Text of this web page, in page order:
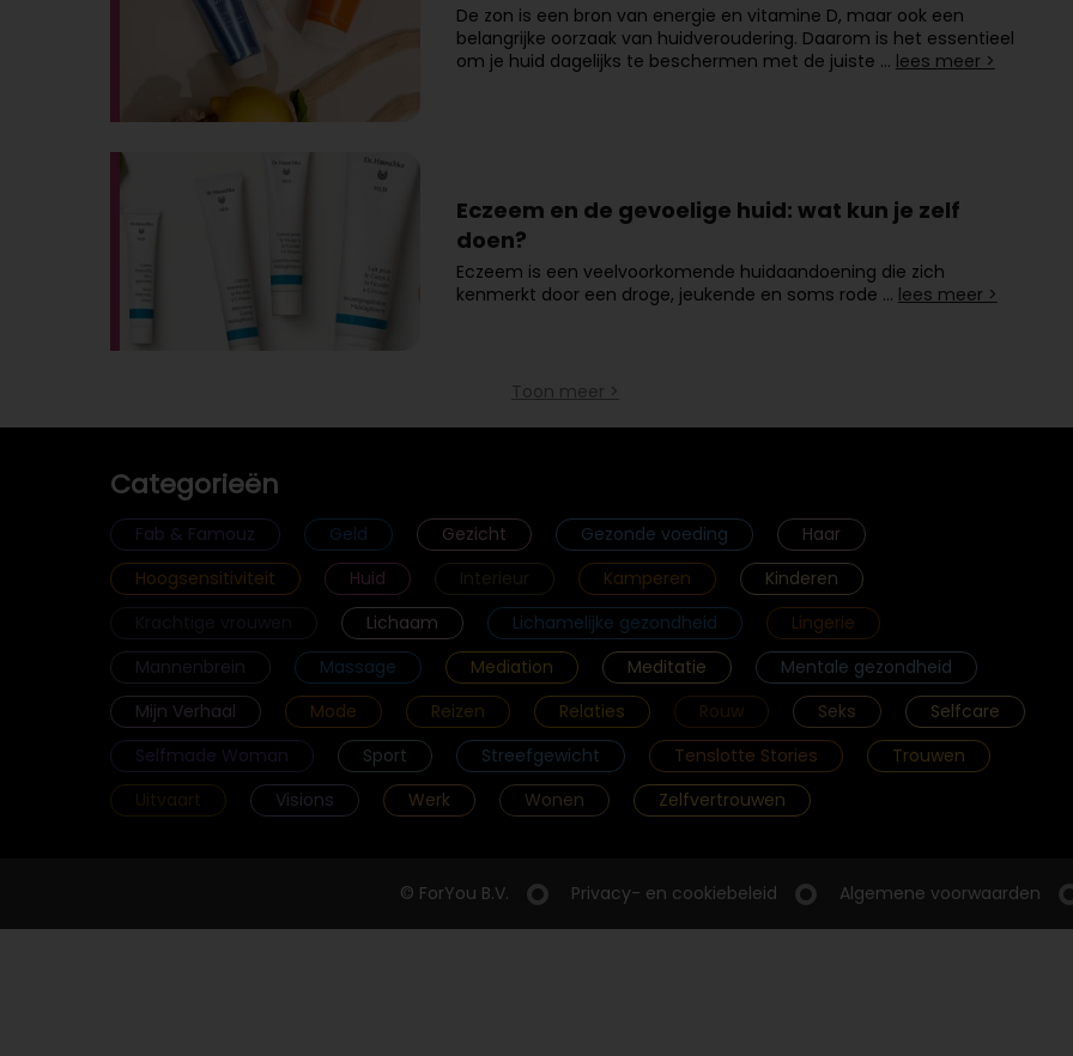
De zon is een bron van energie en vitamine D, maar ook een
belangrijke oorzaak van huidveroudering. Daarom is het essentieel
om je huid dagelijks te beschermen met de juiste … lees meer >
Eczeem en de gevoelige huid: wat kun je zelf
doen?
Eczeem is een veelvoorkomende huidaandoening die zich
kenmerkt door een droge, jeukende en soms rode … lees meer >
Toon meer >
Categorieën
Fab & Famouz Geld Gezicht Gezonde voeding
Haar
Hoogsensitiviteit
Huid Interieur Kamperen
Kinderen
Lichaam Lichamelijke gezondheid
Lingerie
Mannenbrein
Massage Mediation Meditatie
Mentale gezondheid
Mijn Verhaal
Mode Reizen Relaties Rouw Seks
Selfcare
Selfmade Woman
Sport Streefgewicht Tenslotte Stories
Trouwen
Uitvaart
Visions Werk Wonen Zelfvertrouwen
© ForYou B.V. Privacy- en cookiebeleid Algemene voorwaarden